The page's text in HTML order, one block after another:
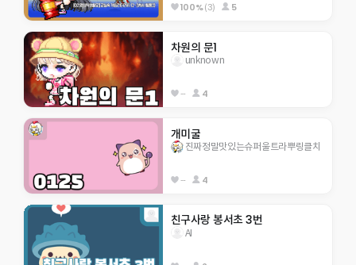
100%(3) 5
차원의 문1
unknown
-- 4
개미굴
진짜정말맛있는슈퍼울트라뿌링클치
-- 4
친구사랑 봉서초 3번
AI